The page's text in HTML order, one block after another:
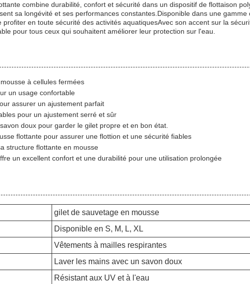
combine durabilité, confort et sécurité dans un dispositif de flottaison
sa longévité et ses performances constantes.Disponible dans une
en toute sécurité des activités aquatiquesAvec son accent sur la
pour tous ceux qui souhaitent améliorer leur protection sur l'eau.
à cellules fermées
un usage confortable
assurer un ajustement parfait
pour un ajustement serré et sûr
doux pour garder le gilet propre et en bon état.
flottante pour assurer une flottion et une sécurité fiables
structure flottante en mousse
un excellent confort et une durabilité pour une utilisation prolongée
gilet de sauvetage en mousse
Disponible en S, M, L, XL
Vêtements à mailles respirantes
Laver les mains avec un savon doux
Résistant aux UV et à l'eau